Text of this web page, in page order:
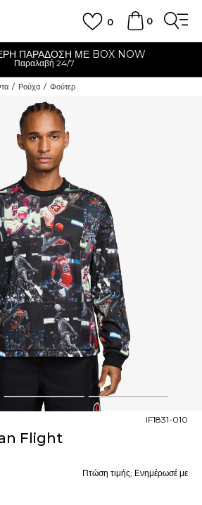
0
0
ΠΑΡΑΔΟΣΗ ΜΕ BOX NOW
Παραλαβή 24/7
Ρούχα Φούτερ
2 3
Flight
IF1831-010
Πτώση τιμής; Ενημέρωσέ με